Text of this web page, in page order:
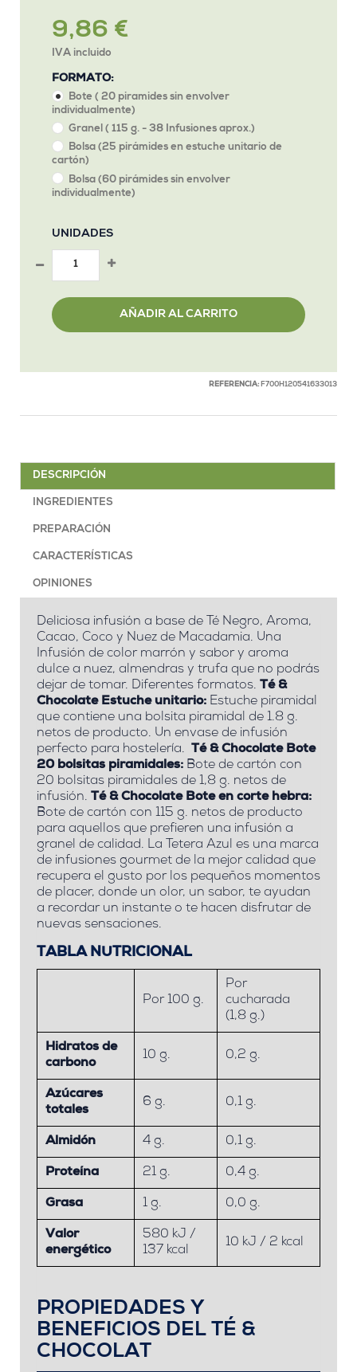
9,86 €
IVA incluido
FORMATO:
Bote ( 20 piramides sin envolver
individualmente)
Granel ( 115 g. - 38 Infusiones aprox.)
Bolsa (25 pirámides en estuche unitario de
cartón)
Bolsa (60 pirámides sin envolver
individualmente)
UNIDADES
AÑADIR AL CARRITO
REFERENCIA: F700H120541633013
DESCRIPCIÓN
INGREDIENTES
PREPARACIÓN
CARACTERÍSTICAS
OPINIONES
Deliciosa infusión a base de Té Negro, Aroma,
Cacao, Coco y Nuez de Macadamia. Una
Infusión de color marrón y sabor y aroma
dulce a nuez, almendras y trufa que no podrás
dejar de tomar. Diferentes formatos. Té &
Chocolate Estuche unitario: Estuche piramidal
que contiene una bolsita piramidal de 1.8 g.
netos de producto. Un envase de infusión
perfecto para hostelería.
Té & Chocolate Bote
20 bolsitas piramidales: Bote de cartón con
20 bolsitas piramidales de 1,8 g. netos de
infusión. Té & Chocolate Bote en corte hebra:
Bote de cartón con 115 g. netos de producto
para aquellos que prefieren una infusión a
granel de calidad. La Tetera Azul es una marca
de infusiones gourmet de la mejor calidad que
recupera el gusto por los pequeños momentos
de placer, donde un olor, un sabor, te ayudan
a recordar un instante o te hacen disfrutar de
nuevas sensaciones.
TABLA NUTRICIONAL
Por 100 g.
Por
cucharada
(1,8 g.)
Hidratos de
carbono
10 g. 0,2 g.
Azúcares
totales
6 g. 0,1 g.
Almidón 4 g. 0,1 g.
Proteína 21 g. 0,4 g.
Grasa 1 g. 0,0 g.
Valor
energético
580 kJ /
137 kcal
10 kJ / 2 kcal
PROPIEDADES Y
BENEFICIOS DEL TÉ &
CHOCOLAT